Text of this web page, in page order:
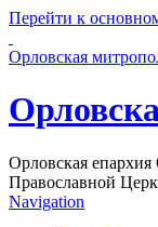
Перейти к
Орловская
Орловская
Православной
Navigation